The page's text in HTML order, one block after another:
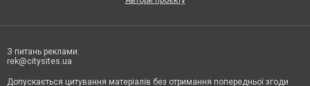
З питань реклами:
rek@citysites.ua
Допускається цитування матеріалів без отримання попередньої згоди